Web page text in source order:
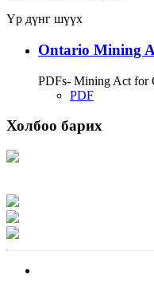
Үр дүнг шүүх
Ontario Mining
PDFs- Mining Act for
PDF
Холбоо барих